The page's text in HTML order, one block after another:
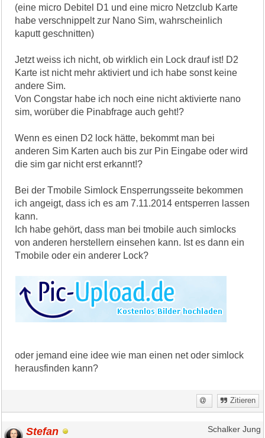
(eine micro Debitel D1 und eine micro Netzclub Karte
habe verschnippelt zur Nano Sim, wahrscheinlich
kaputt geschnitten)
Jetzt weiss ich nicht, ob wirklich ein Lock drauf ist! D2
Karte ist nicht mehr aktiviert und ich habe sonst keine
andere Sim.
Von Congstar habe ich noch eine nicht aktivierte nano
sim, worüber die Pinabfrage auch geht!?
Wenn es einen D2 lock hätte, bekommt man bei
anderen Sim Karten auch bis zur Pin Eingabe oder wird
die sim gar nicht erst erkannt!?
Bei der Tmobile Simlock Ensperrungsseite bekommen
ich angeigt, dass ich es am 7.11.2014 entsperren lassen
kann.
Ich habe gehört, dass man bei tmobile auch simlocks
von anderen herstellern einsehen kann. Ist es dann ein
Tmobile oder ein anderer Lock?
oder jemand eine idee wie man einen net oder simlock
herausfinden kann?
Zitieren
Stefan Schalker Jung